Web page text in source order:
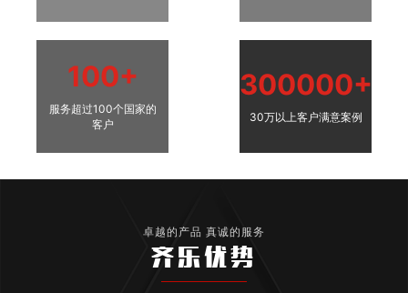
100+
服务超过100个国家的
客户
300000+
30万以上客户满意案例
卓越的产品 真诚的服务
齐乐优势